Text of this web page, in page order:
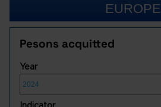
EUROPE
Pesons acquitted
Year
Indicator